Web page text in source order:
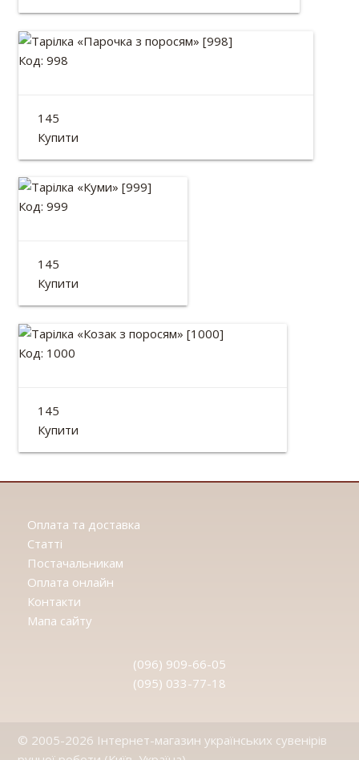
Код: 998
Діаметр: 13см
145
Купити
Код: 999
Діаметр: 13см
145
Купити
Код: 1000
Діаметр: 13см
145
Купити
Оплата та доставка
Статтi
Постачальникам
Оплата онлайн
Контакти
Мапа сайту
(096) 909-66-05
(095) 033-77-18
© 2005-2026 Інтернет-магазин українських сувенірів